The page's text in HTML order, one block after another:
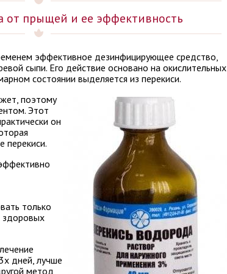
от прыщей и ее эффективность
эффективное дезинфицирующее средство,
сыпи. Его действие основано на окислительных
состоянии выделяется из перекиси.
поэтому
Этот
он
перекиси.
только
здоровых
дней, лучше
метод